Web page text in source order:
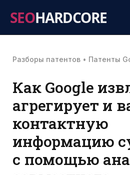
SEOHARDCORE
Разборы патентов • Патенты
Как Google
агрегирует и
контактную
информацию
с помощью